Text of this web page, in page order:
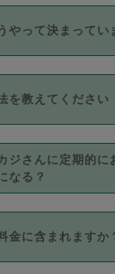
つき3時間固定
したい場合は、
い。機能をご利
請することが必
を下回っても、
やって決まってい
格帯の中から
選んで設定して
んの価格設定に
ビュー件数、レ
除々に設定可能
仕組みになって
を教えてください
はクレジットカ
／AMERICAN
）のみとなり
ご入力ください
はご入力いただ
ジさんに定期的に
なる？
スポット」と「
あり、「定期」
りお得な料金で
金に含まれますか